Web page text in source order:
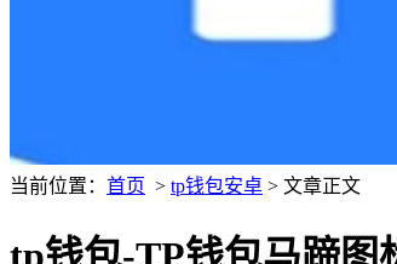
当前位置： 首页 > tp钱包安卓 > 文章正文